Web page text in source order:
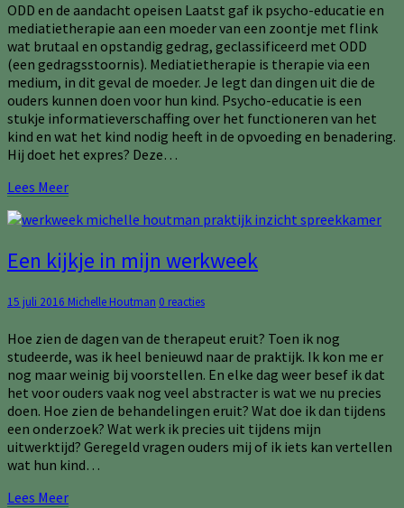
begrip
ODD en de aandacht opeisen Laatst gaf ik psycho-educatie en
mediatietherapie aan een moeder van een zoontje met flink
wat brutaal en opstandig gedrag, geclassificeerd met ODD
(een gedragsstoornis). Mediatietherapie is therapie via een
medium, in dit geval de moeder. Je legt dan dingen uit die de
ouders kunnen doen voor hun kind. Psycho-educatie is een
stukje informatieverschaffing over het functioneren van het
kind en wat het kind nodig heeft in de opvoeding en benadering.
Hij doet het expres? Deze…
Lees MeerLees
Een
kijkje
mijn
Een kijkje in mijn werkweek
15 juli 2016 Michelle Houtman Reacties
0 reacties
Hoe zien de dagen van de therapeut eruit? Toen ik nog
studeerde, was ik heel benieuwd naar de praktijk. Ik kon me er
nog maar weinig bij voorstellen. En elke dag weer besef ik dat
het voor ouders vaak nog veel abstracter is wat we nu precies
doen. Hoe zien de behandelingen eruit? Wat doe ik dan tijdens
een onderzoek? Wat werk ik precies uit tijdens mijn
uitwerktijd? Geregeld vragen ouders mij of ik iets kan vertellen
wat hun kind…
Lees MeerLees